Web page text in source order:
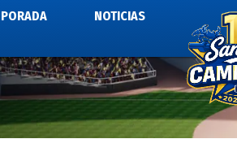
NOTICIAS